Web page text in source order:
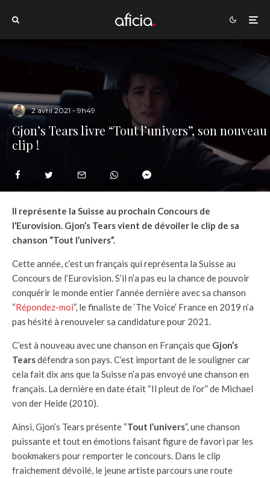
2 avril 2021 - 9h49
Gjon’s Tears livre “Tout l’univers”, son nouveau
clip !
Il représente la Suisse au prochain Concours de
l’Eurovision. Gjon’s Tears vient de dévoiler le clip de sa
chanson “Tout l’univers”.
Cette année, c’est un français qui représenta la Suisse au
Concours de l’Eurovision. S’il n’a pas eu la chance de pouvoir
conquérir le monde entier l’année dernière avec sa chanson
“Répondez-moi”, le finaliste de ‘The Voice’ France en 2019 n’a
pas hésité à renouveler sa candidature pour 2021.
C’est à nouveau avec une chanson en Français que Gjon’s
Tearsdéfendra son pays. C’est important de le souligner car
cela fait dix ans que la Suisse n’a pas envoyé une chanson en
français. La dernière en date était “Il pleut de l’or” de Michael
von der Heide (2010).
Ainsi, Gjon’s Tears présente “Tout l’univers”, une chanson
puissante et tout en émotions faisant figure de favori par les
bookmakers pour remporter le concours. Dans le clip
fraichement dévoilé, le jeune artiste parcours une route